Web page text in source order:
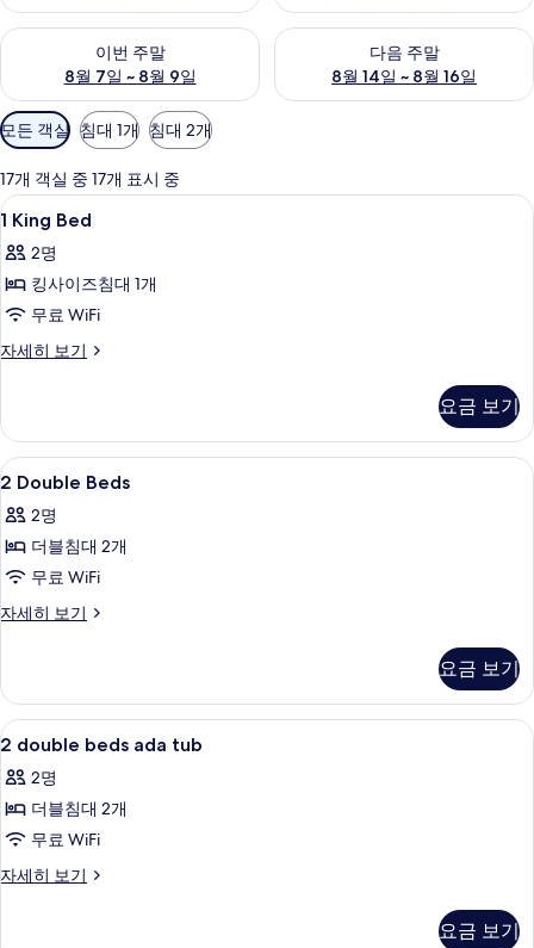
이번 주말
8월 7일 ~ 8월 9일
이번 주말 예약 가능 여부 확인, 8월 7일 ~ 8월 9일
다음 주말
8월 14일 ~ 8월 16일
다음 주말 예약 가능 여부 확인,
객
실
에
사
용
가
능
한
터
모든 객실 침대 1개 침대 2개
17개 객실 중 17개 표시 중
1
King
Bed
사
진
모
기
6
1 King Bed
2명
킹사이즈침대 1개
무료 WiFi
자세히 보기
1
세
히
보
요금 보기
2
Double
Beds
사
진
모
기
4
2 Double Beds
2명
더블침대 2개
무료 WiFi
자세히 보기
2
세
히
보
요금 보기
2
double
beds
ada
tub
사
7
2 double beds ada tub
2명
더블침대 2개
무료 WiFi
자세히 보기
2
요금 보기